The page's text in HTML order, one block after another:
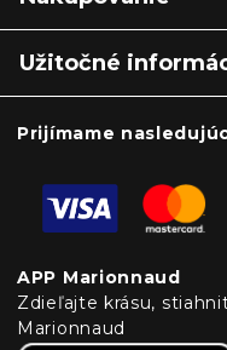
Užitočné
Prijímame
APP Marionnaud
Zdieľajte krásu,
Marionnaud